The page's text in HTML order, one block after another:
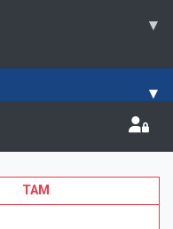
▾
▾
TAM